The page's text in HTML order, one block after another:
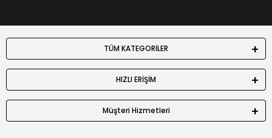
TÜM KATEGORİLER
HIZLI ERİŞİM
Müşteri Hizmetleri